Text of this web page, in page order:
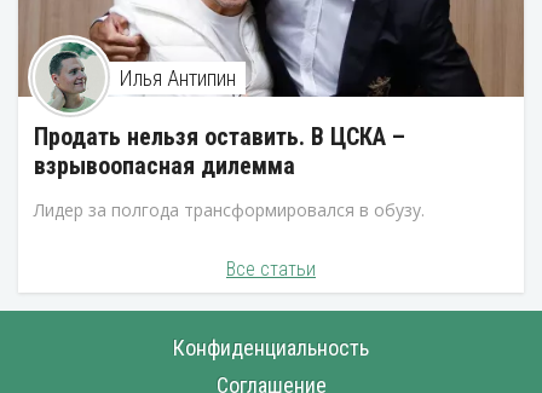
Илья Антипин
Продать нельзя оставить. В ЦСКА –
взрывоопасная дилемма
Лидер за полгода трансформировался в обузу.
Все статьи
Конфиденциальность
Соглашение